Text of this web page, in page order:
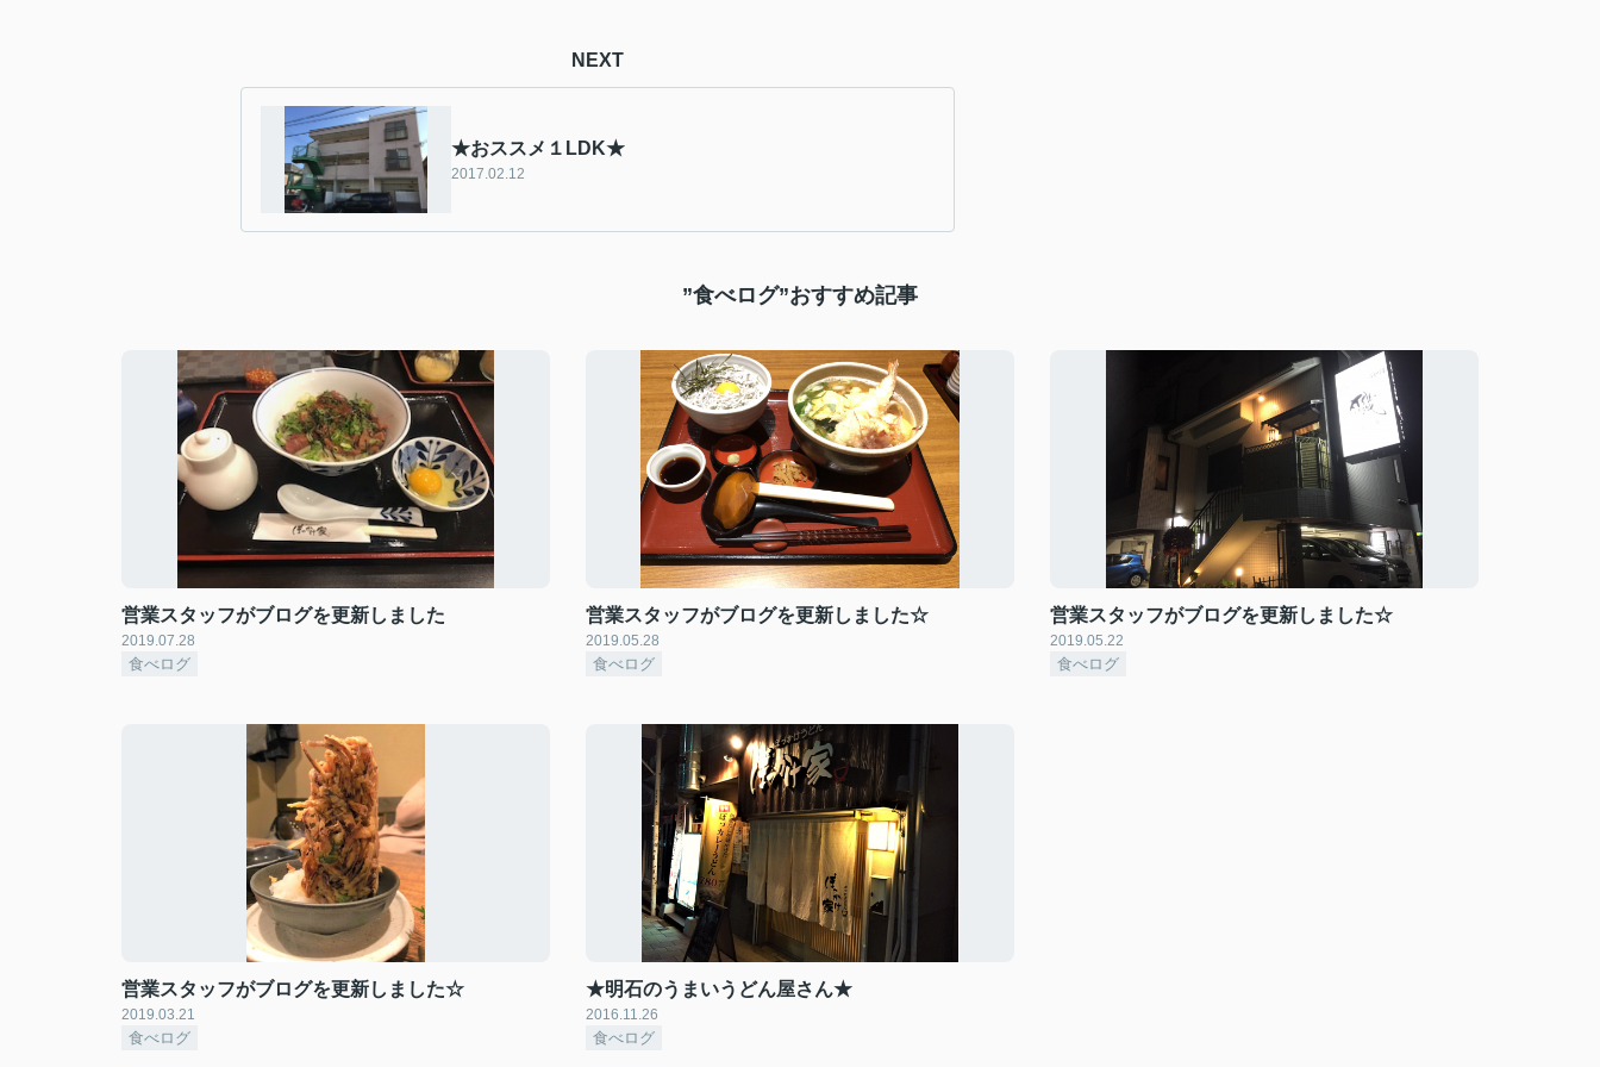
NEXT
★おススメ１LDK★
2017.02.12
”食べログ”おすすめ記事
営業スタッフがブログを更新しました
2019.07.28
食べログ
営業スタッフがブログを更新しました☆
2019.05.28
食べログ
営業スタッフがブログを更新しました☆
2019.05.22
食べログ
営業スタッフがブログを更新しました☆
2019.03.21
食べログ
★明石のうまいうどん屋さん★
2016.11.26
食べログ